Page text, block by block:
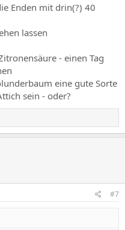
Enden mit drin(?) 40
lassen
- einen Tag
eine gute Sorte
sein - oder?
#7